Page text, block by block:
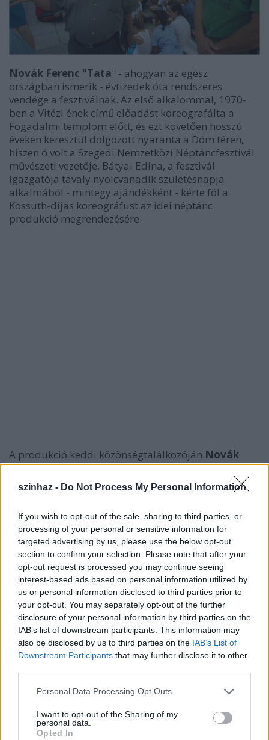
szinhaz - Do Not Process My Personal Information
If you wish to opt-out of the sale, sharing to third parties, or
processing of your personal or sensitive information for
targeted advertising by us, please use the below opt-out
section to confirm your selection. Please note that after your
opt-out request is processed you may continue seeing
interest-based ads based on personal information utilized by
us or personal information disclosed to third parties prior to
your opt-out. You may separately opt-out of the further
disclosure of your personal information by third parties on the
IAB’s list of downstream participants. This information may
also be disclosed by us to third parties on the IAB’s List of
Downstream Participants that may further disclose it to other
Please note that this website/app uses one or more Google
not limited to your visit or usage behaviour. You may click to
grant or deny consent to Google and its third-party tags to
Personal Data Processing Opt Outs
I want to opt-out of the Sharing of my
personal data.
Opted In
Novák Ferenc "Tata" - ahogyan az egész
országban ismerik - évtizedek óta rendszeres
vendége a fesztiválnak. Az első alkalommal, 1970-
ben a Vitézi ének című előadást koreografálta a
Fogadalmi templom előtt, és ezt követően hosszú
éveken keresztül dolgozott nyaranta a Dóm téren,
hiszen ő volt a Szegedi Nemzetközi Néptáncfesztivál
művészeti vezetője. Bátyai Edina, a fesztivál
igazgatója tavaly nyolcvanadik születésnapja
alkalmából - mintegy ajándékként - kérte föl a
Kossuth-díjas koreográfust az idei néptánc
produkció megrendezésére.
A produkció keddi közönségtalálkozóján Novák
Ferencelmondta, hogy Hegyen-völgyön lakodalom
címmel először 1972-ben rendezett előadást a Dóm
téren, hatalmas sikerrel. A Szegedi Szabadtéri
produkció, amelyet a következő években még több
másik követett.
Az új darab nyitójelenete egy gyermeklakodalom,
melyet a Szeged Táncegyüttes csaknem száznegyven
növendéke ad elő. Őket hazai, valamint szlovák,
román, horvát együttesek követik, a szerb táncokat
pedig a deszki Bánát Néptáncegyüttes művészei
hozzák el a Dóm térre. A nézők megfigyelhetik, hogy
az évszázadok során hogyan hatottak az együtt élő
népek táncai egymásra.